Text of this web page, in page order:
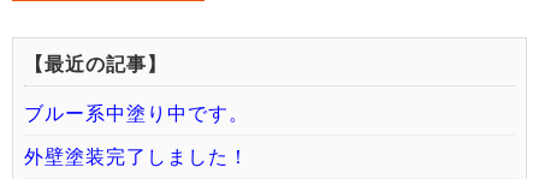
【最近の記事】
ブルー系中塗り中です。
外壁塗装完了しました！